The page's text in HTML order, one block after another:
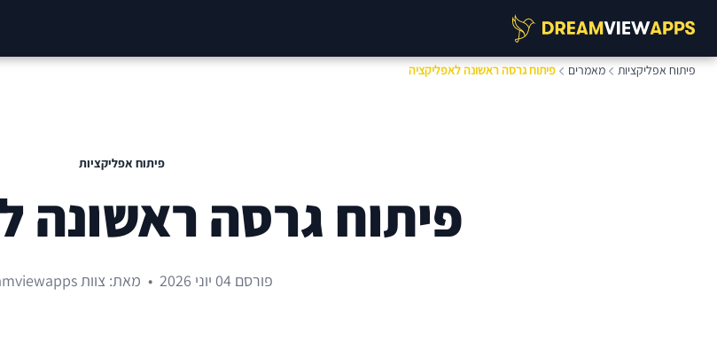
פיתוח אפליקציות מאמרים פיתוח גרסה ראשונה לאפליקציה
פיתוח אפליקציות
פיתוח גרסה ראשונה
פורסם 04 יוני 2026 • מאת: צוות Dreamviewapps